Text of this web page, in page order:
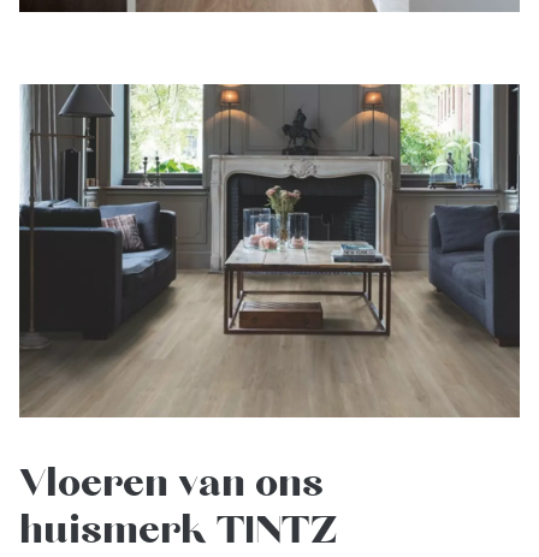
Vloeren van ons
huismerk TINTZ